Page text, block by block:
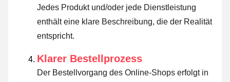
Jedes Produkt und/oder jede Dienstleistung
enthält eine klare Beschreibung, die der Realität
entspricht.
Klarer Bestellprozess
Der Bestellvorgang des Online-Shops erfolgt in